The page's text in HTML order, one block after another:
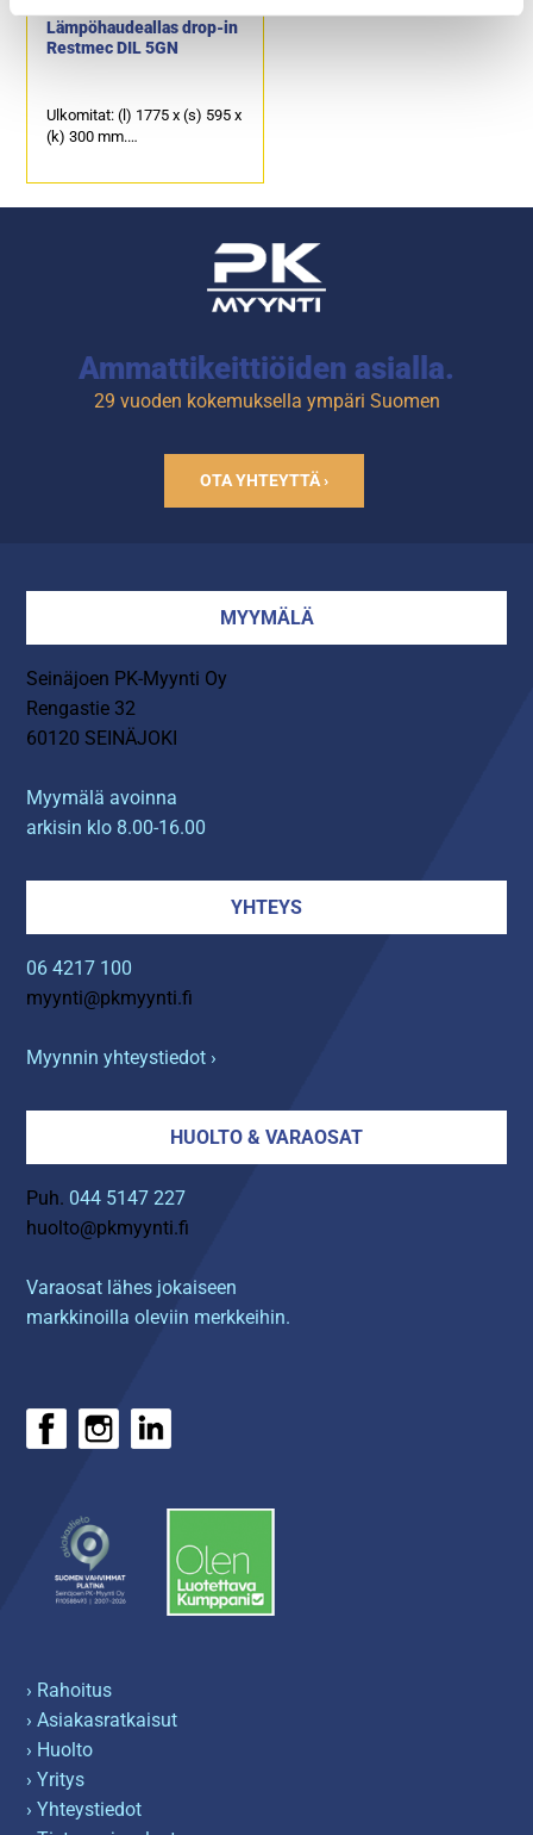
Lämpöhaudeallas drop-in
Restmec DIL 5GN
Ulkomitat: (l) 1775 x (s) 595 x
(k) 300 mm.
x (s) 580 mm.
Ammattikeittiöiden asialla.
29 vuoden kokemuksella ympäri Suomen
OTA YHTEYTTÄ ›
MYYMÄLÄ
Seinäjoen PK-Myynti Oy
Rengastie 32
60120 SEINÄJOKI
Myymälä avoinna
arkisin klo 8.00-16.00
YHTEYS
06 4217 100
myynti@pkmyynti.fi
Myynnin yhteystiedot ›
HUOLTO & VARAOSAT
Puh. 044 5147 227
huolto@pkmyynti.fi
Varaosat lähes jokaiseen
markkinoilla oleviin merkkeihin.
› Rahoitus
› Asiakasratkaisut
› Huolto
› Yritys
› Yhteystiedot